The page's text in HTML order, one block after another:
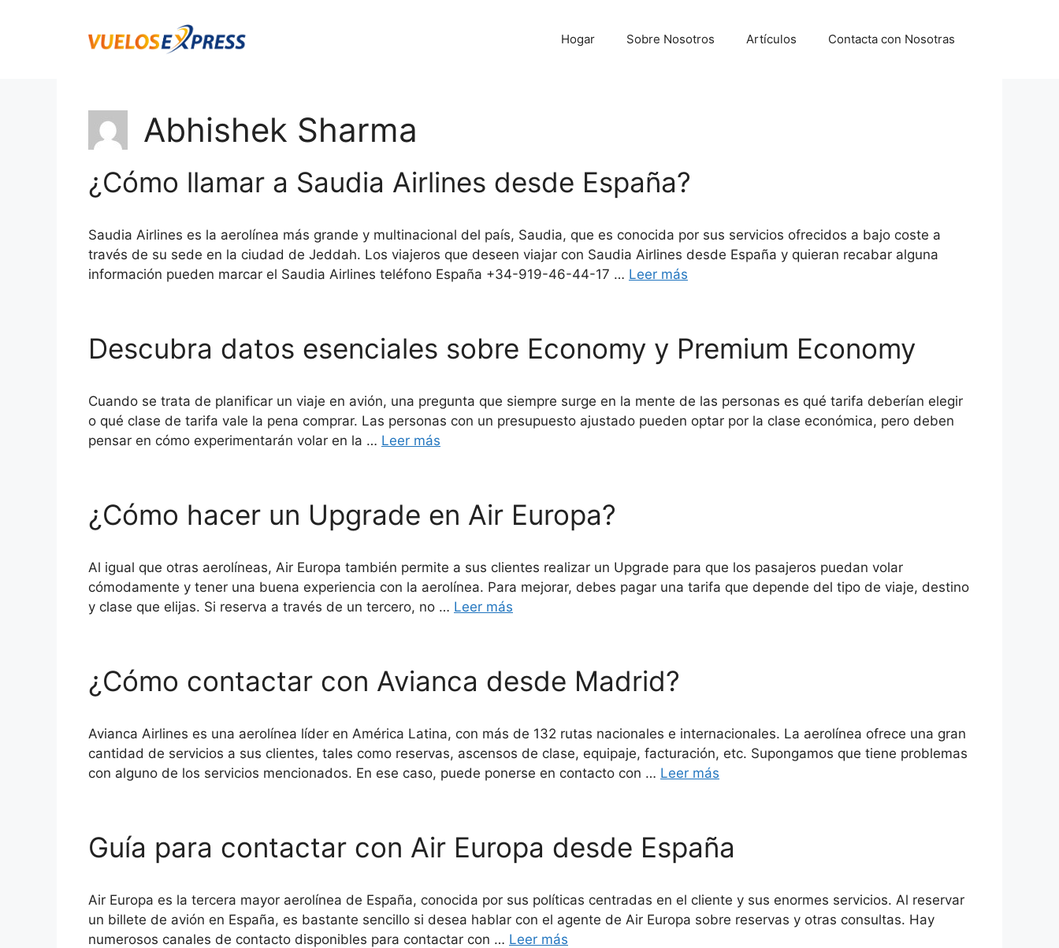
Hogar Sobre Nosotros Artículos Contacta con Nosotras
Abhishek Sharma
¿Cómo llamar a Saudia Airlines desde España?
Saudia Airlines es la aerolínea más grande y multinacional del país, Saudia, que es conocida por sus servicios ofrecidos a bajo coste a
través de su sede en la ciudad de Jeddah. Los viajeros que deseen viajar con Saudia Airlines desde España y quieran recabar alguna
información pueden marcar el Saudia Airlines teléfono España +34-919-46-44-17 … Leer más
Descubra datos esenciales sobre Economy y Premium Economy
Cuando se trata de planificar un viaje en avión, una pregunta que siempre surge en la mente de las personas es qué tarifa deberían elegir
o qué clase de tarifa vale la pena comprar. Las personas con un presupuesto ajustado pueden optar por la clase económica, pero deben
pensar en cómo experimentarán volar en la … Leer más
¿Cómo hacer un Upgrade en Air Europa?
Al igual que otras aerolíneas, Air Europa también permite a sus clientes realizar un Upgrade para que los pasajeros puedan volar
cómodamente y tener una buena experiencia con la aerolínea. Para mejorar, debes pagar una tarifa que depende del tipo de viaje, destino
y clase que elijas. Si reserva a través de un tercero, no … Leer más
¿Cómo contactar con Avianca desde Madrid?
Avianca Airlines es una aerolínea líder en América Latina, con más de 132 rutas nacionales e internacionales. La aerolínea ofrece una gran
cantidad de servicios a sus clientes, tales como reservas, ascensos de clase, equipaje, facturación, etc. Supongamos que tiene problemas
con alguno de los servicios mencionados. En ese caso, puede ponerse en contacto con … Leer más
Guía para contactar con Air Europa desde España
Air Europa es la tercera mayor aerolínea de España, conocida por sus políticas centradas en el cliente y sus enormes servicios. Al reservar
un billete de avión en España, es bastante sencillo si desea hablar con el agente de Air Europa sobre reservas y otras consultas. Hay
numerosos canales de contacto disponibles para contactar con … Leer más